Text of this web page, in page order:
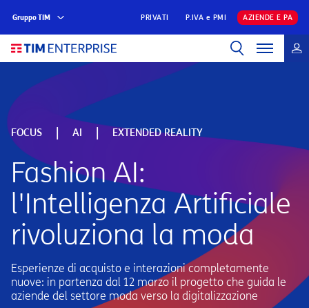
Gruppo TIM PRIVATI P.IVA e PMI AZIENDE E PA
FOCUS AI EXTENDED REALITY
Fashion AI:
l'Intelligenza Artificiale
rivoluziona la moda
Esperienze di acquisto e interazioni completamente
nuove: in partenza dal 12 marzo il progetto che guida le
aziende del settore moda verso la digitalizzazione